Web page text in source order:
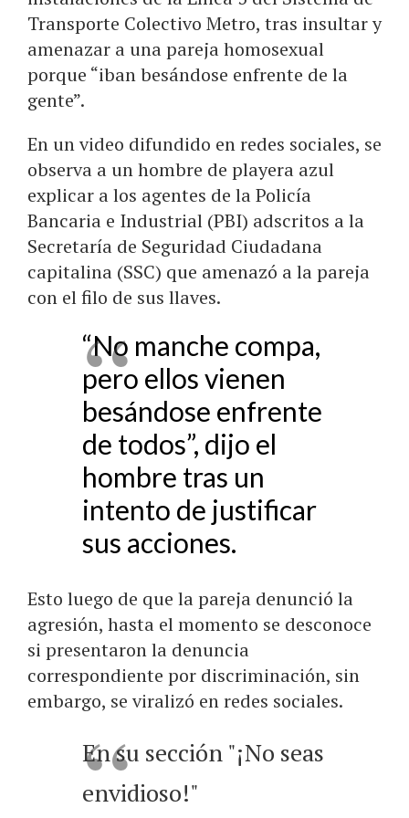
Transporte Colectivo Metro, tras insultar y
amenazar a una pareja homosexual
porque “iban besándose enfrente de la
gente”.
En un video difundido en redes sociales, se
observa a un hombre de playera azul
explicar a los agentes de la Policía
Bancaria e Industrial (PBI) adscritos a la
Secretaría de Seguridad Ciudadana
capitalina (SSC) que amenazó a la pareja
con el filo de sus llaves.
“No manche compa,
pero ellos vienen
besándose enfrente
de todos”, dijo el
hombre tras un
intento de justificar
sus acciones.
Esto luego de que la pareja denunció la
agresión, hasta el momento se desconoce
si presentaron la denuncia
correspondiente por discriminación, sin
embargo, se viralizó en redes sociales.
En su sección "¡No seas
envidioso!"